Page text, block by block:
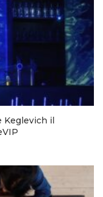
Keglevich il